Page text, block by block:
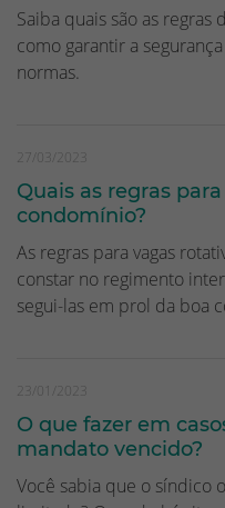
Saiba quais são as
como garantir a
normas.
27/03/2023
Quais as regras
condomínio?
As regras para vagas
constar no regimento
segui-las em prol da boa
23/01/2023
O que fazer em
mandato vencido?
Você sabia que o síndico